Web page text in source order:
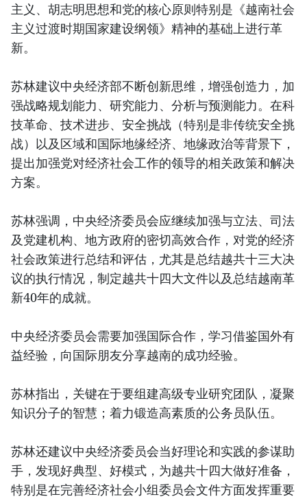
主义、胡志明思想和党的核心原则特别是《越南社会
主义过渡时期国家建设纲领》精神的基础上进行革
新。
苏林建议中央经济部不断创新思维，增强创造力，加
强战略规划能力、研究能力、分析与预测能力。在科
技革命、技术进步、安全挑战（特别是非传统安全挑
战）以及区域和国际地缘经济、地缘政治等背景下，
提出加强党对经济社会工作的领导的相关政策和解决
方案。
苏林强调，中央经济委员会应继续加强与立法、司法
及党建机构、地方政府的密切高效合作，对党的经济
社会政策进行总结和评估，尤其是总结越共十三大决
议的执行情况，制定越共十四大文件以及总结越南革
新40年的成就。
中央经济委员会需要加强国际合作，学习借鉴国外有
益经验，向国际朋友分享越南的成功经验。
苏林指出，关键在于要组建高级专业研究团队，凝聚
知识分子的智慧；着力锻造高素质的公务员队伍。
苏林还建议中央经济委员会当好理论和实践的参谋助
手，发现好典型、好模式，为越共十四大做好准备，
特别是在完善经济社会小组委员会文件方面发挥重要